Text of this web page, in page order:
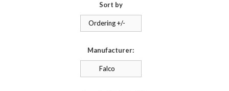
Sort by
Ordering +/-
Manufacturer:
Falco